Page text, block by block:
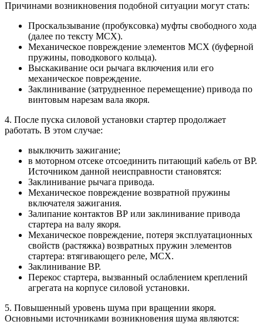
Причинами возникновения подобной ситуации могут стать:
Проскальзывание (пробуксовка) муфты свободного хода
(далее по тексту МСХ).
Механическое повреждение элементов МСХ (буферной
пружины, поводкового кольца).
Выскакивание оси рычага включения или его
механическое повреждение.
Заклинивание (затрудненное перемещение) привода по
винтовым нарезам вала якоря.
4. После пуска силовой установки стартер продолжает
работать. В этом случае:
выключить зажигание;
в моторном отсеке отсоединить питающий кабель от ВР.
Источником данной неисправности становятся:
Заклинивание рычага привода.
Механическое повреждение возвратной пружины
включателя зажигания.
Залипание контактов ВР или заклинивание привода
стартера на валу якоря.
Механическое повреждение, потеря эксплуатационных
свойств (растяжка) возвратных пружин элементов
стартера: втягивающего реле, МСХ.
Заклинивание ВР.
Перекос стартера, вызванный ослаблением креплений
агрегата на корпусе силовой установки.
5. Повышенный уровень шума при вращении якоря.
Основными источниками возникновения шума являются: